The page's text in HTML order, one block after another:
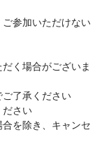
参加いただけない
く場合がございま
了承ください
ださい
を除き、キャンセ